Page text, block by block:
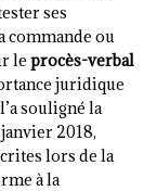
ses
commande ou
le procès-verbal
juridique
souligné la
2018,
lors de la
à la